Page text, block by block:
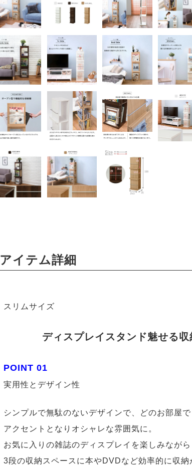
アイテム詳細
スリムサイズ
ディスプレイスタンド魅せる収
POINT 01
実用性とデザイン性
シンプルで無駄のないデザインで、どのお部屋
アクセントとなりオシャレな雰囲気に。
お気に入りの雑誌のディスプレイを楽しみながら
3段の収納スペースに本やDVDなど効率的に収納